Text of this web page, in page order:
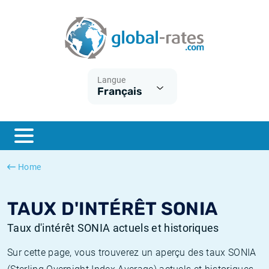
Langue
Français
Home
TAUX D'INTÉRÊT SONIA
Taux d'intérêt SONIA actuels et historiques
Sur cette page, vous trouverez un aperçu des taux SONIA
ESTER
SONIA
Qu'est-ce que l'inflation IPC?
Qu'est-ce que l'inflation IPCH?
Inflation Canadien
Inflation Europeenne
Taux Euribor historiques
Taux ESTER historiques
Taux SONIA historiques
Taux TONAR historiques
Calculateur d’inflation